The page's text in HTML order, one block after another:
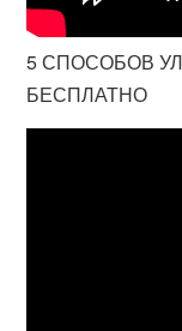
5 СПОСОБОВ
БЕСПЛАТНО